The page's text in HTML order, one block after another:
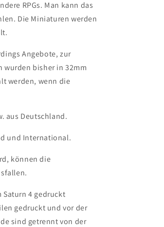
RPGs. Man kann das
Die Miniaturen werden
Angebote, zur
bisher in 32mm
werden, wenn die
aus Deutschland.
und International.
können die
4 gedruckt
gedruckt und vor der
sind getrennt von der